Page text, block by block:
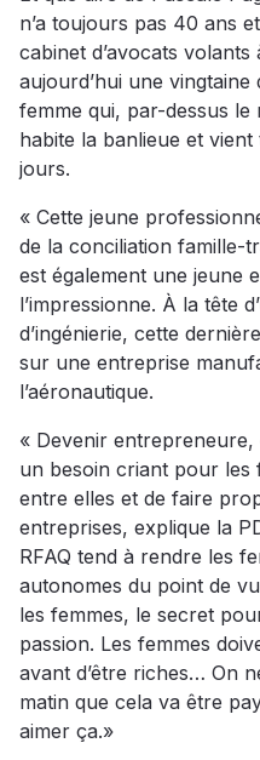
n’a toujours pas 40 ans
cabinet d’avocats
aujourd’hui une
femme qui, par-dessus
habite la banlieue et
jours.
« Cette jeune
de la conciliation famille-
est également une jeune
l’impressionne. À la tête
d’ingénierie, cette
sur une entreprise
l’aéronautique.
« Devenir entrepreneure,
un besoin criant pour les
entre elles et de faire
entreprises, explique la
RFAQ tend à rendre les
autonomes du point de
les femmes, le secret
passion. Les femmes
avant d’être riches… On
matin que cela va être
aimer ça.»